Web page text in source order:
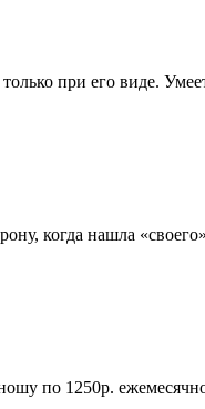
при его виде.
когда нашла
по 1250р.